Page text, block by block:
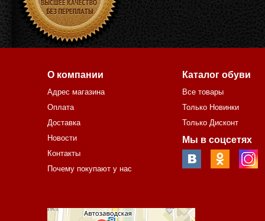
О компании
Адрес магазина
Оплата
Доставка
Новости
Контакты
Почему покупают у нас
Каталог обуви
Все товары
Только Новинки
Только Дисконт
Мы в соцсетях